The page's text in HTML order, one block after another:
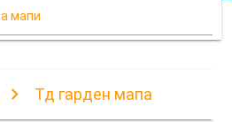
мапи
Тд гарден мапа